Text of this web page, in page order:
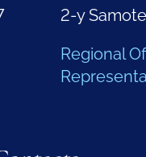
2-y
Regional